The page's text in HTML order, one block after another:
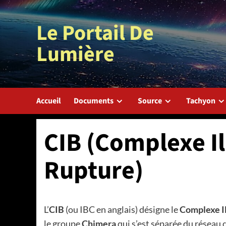
Aller
au
contenu
Le Portail De
Lumière
Accueil Documents Source Tachyon
CIB (Complexe
Rupture)
L’CIB (ou IBC en anglais) désigne leComplexe
le groupeChimeraqui s’est séparée du